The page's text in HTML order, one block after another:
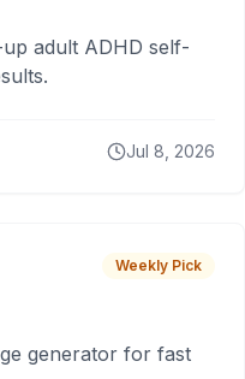
adult ADHD self-
Jul 8, 2026
Weekly Pick
generator for fast